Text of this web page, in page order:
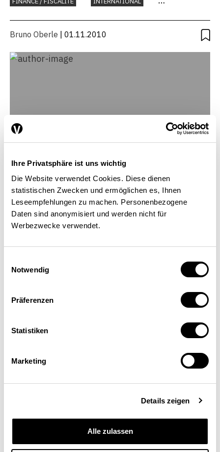
Ihre Privatsphäre ist uns wichtig
Die Website verwendet Cookies. Diese dienen
statistischen Zwecken und ermöglichen es, Ihnen
Leseempfehlungen zu machen. Personenbezogene
Daten sind anonymisiert und werden nicht für
Werbezwecke verwendet.
Notwendig
Präferenzen
Statistiken
Marketing
Details zeigen
Alle zulassen
Bruno Oberle | 01.11.2010
Bruno Oberle
Directeur de l’Office fédéral de l’environnement
Schweizerische
Confédération suisse
Confederazione Svizzera